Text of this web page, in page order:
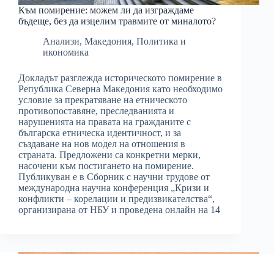
Към помирение: можем ли да изграждаме
бъдеще, без да изцелим травмите от миналото?
Анализи, Македония, Политика и
икономика
Докладът разглежда историческото помирение в
Република Северна Македония като необходимо
условие за прекратяване на етническото
противопоставяне, преследванията и
нарушенията на правата на гражданите с
българска етническа идентичност, и за
създаване на нов модел на отношения в
страната. Предложени са конкретни мерки,
насочени към постигането на помирение.
Публикуван е в Сборник с научни трудове от
международна научна конференция „Кризи и
конфликти – корелации и предизвикателства“,
организирана от НБУ и проведена онлайн на 14